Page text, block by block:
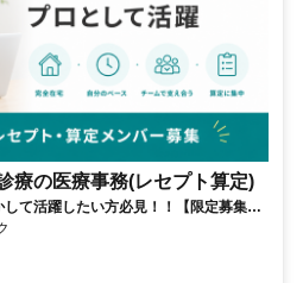
療の医療事務(レセプト算定)
て活躍したい方必見！！【限定募集】
算定（成果報酬型／業務委託）